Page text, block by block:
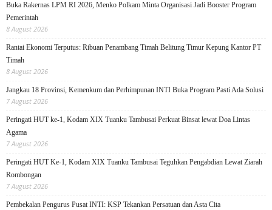
Buka Rakernas LPM RI 2026, Menko Polkam Minta Organisasi Jadi Booster Program
Pemerintah
8 August 2026
Rantai Ekonomi Terputus: Ribuan Penambang Timah Belitung Timur Kepung Kantor PT
Timah
8 August 2026
Jangkau 18 Provinsi, Kemenkum dan Perhimpunan INTI Buka Program Pasti Ada Solusi
7 August 2026
Peringati HUT ke-1, Kodam XIX Tuanku Tambusai Perkuat Binsat lewat Doa Lintas
Agama
7 August 2026
Peringati HUT Ke-1, Kodam XIX Tuanku Tambusai Teguhkan Pengabdian Lewat Ziarah
Rombongan
7 August 2026
Pembekalan Pengurus Pusat INTI: KSP Tekankan Persatuan dan Asta Cita